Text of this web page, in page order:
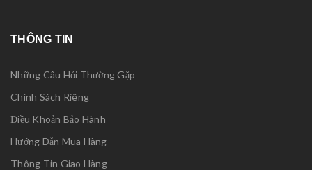
THÔNG TIN
Những Câu Hỏi Thường Gặp
Chính Sách Riêng
Điều Khoản Bảo Hành
Hướng Dẫn Mua Hàng
Thông Tin Giao Hàng